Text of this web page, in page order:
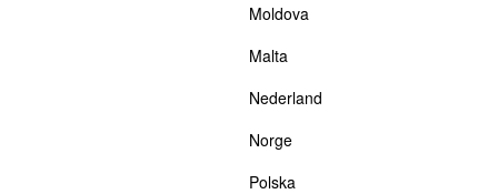
Moldova
Malta
Nederland
Norge
Polska